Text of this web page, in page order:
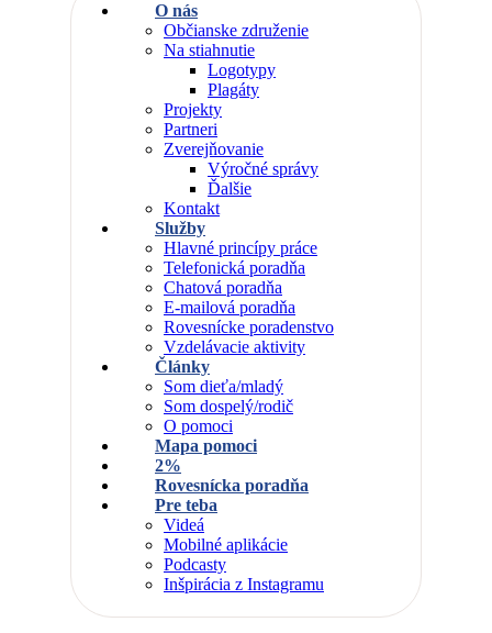
O nás
Občianske združenie
Na stiahnutie
Logotypy
Plagáty
Projekty
Partneri
Zverejňovanie
Výročné správy
Ďalšie
Kontakt
Služby
Hlavné princípy práce
Telefonická poradňa
Chatová poradňa
E-mailová poradňa
Rovesnícke poradenstvo
Vzdelávacie aktivity
Články
Som dieťa/mladý
Som dospelý/rodič
O pomoci
Mapa pomoci
2%
Rovesnícka poradňa
Pre teba
Videá
Mobilné aplikácie
Podcasty
Inšpirácia z Instagramu